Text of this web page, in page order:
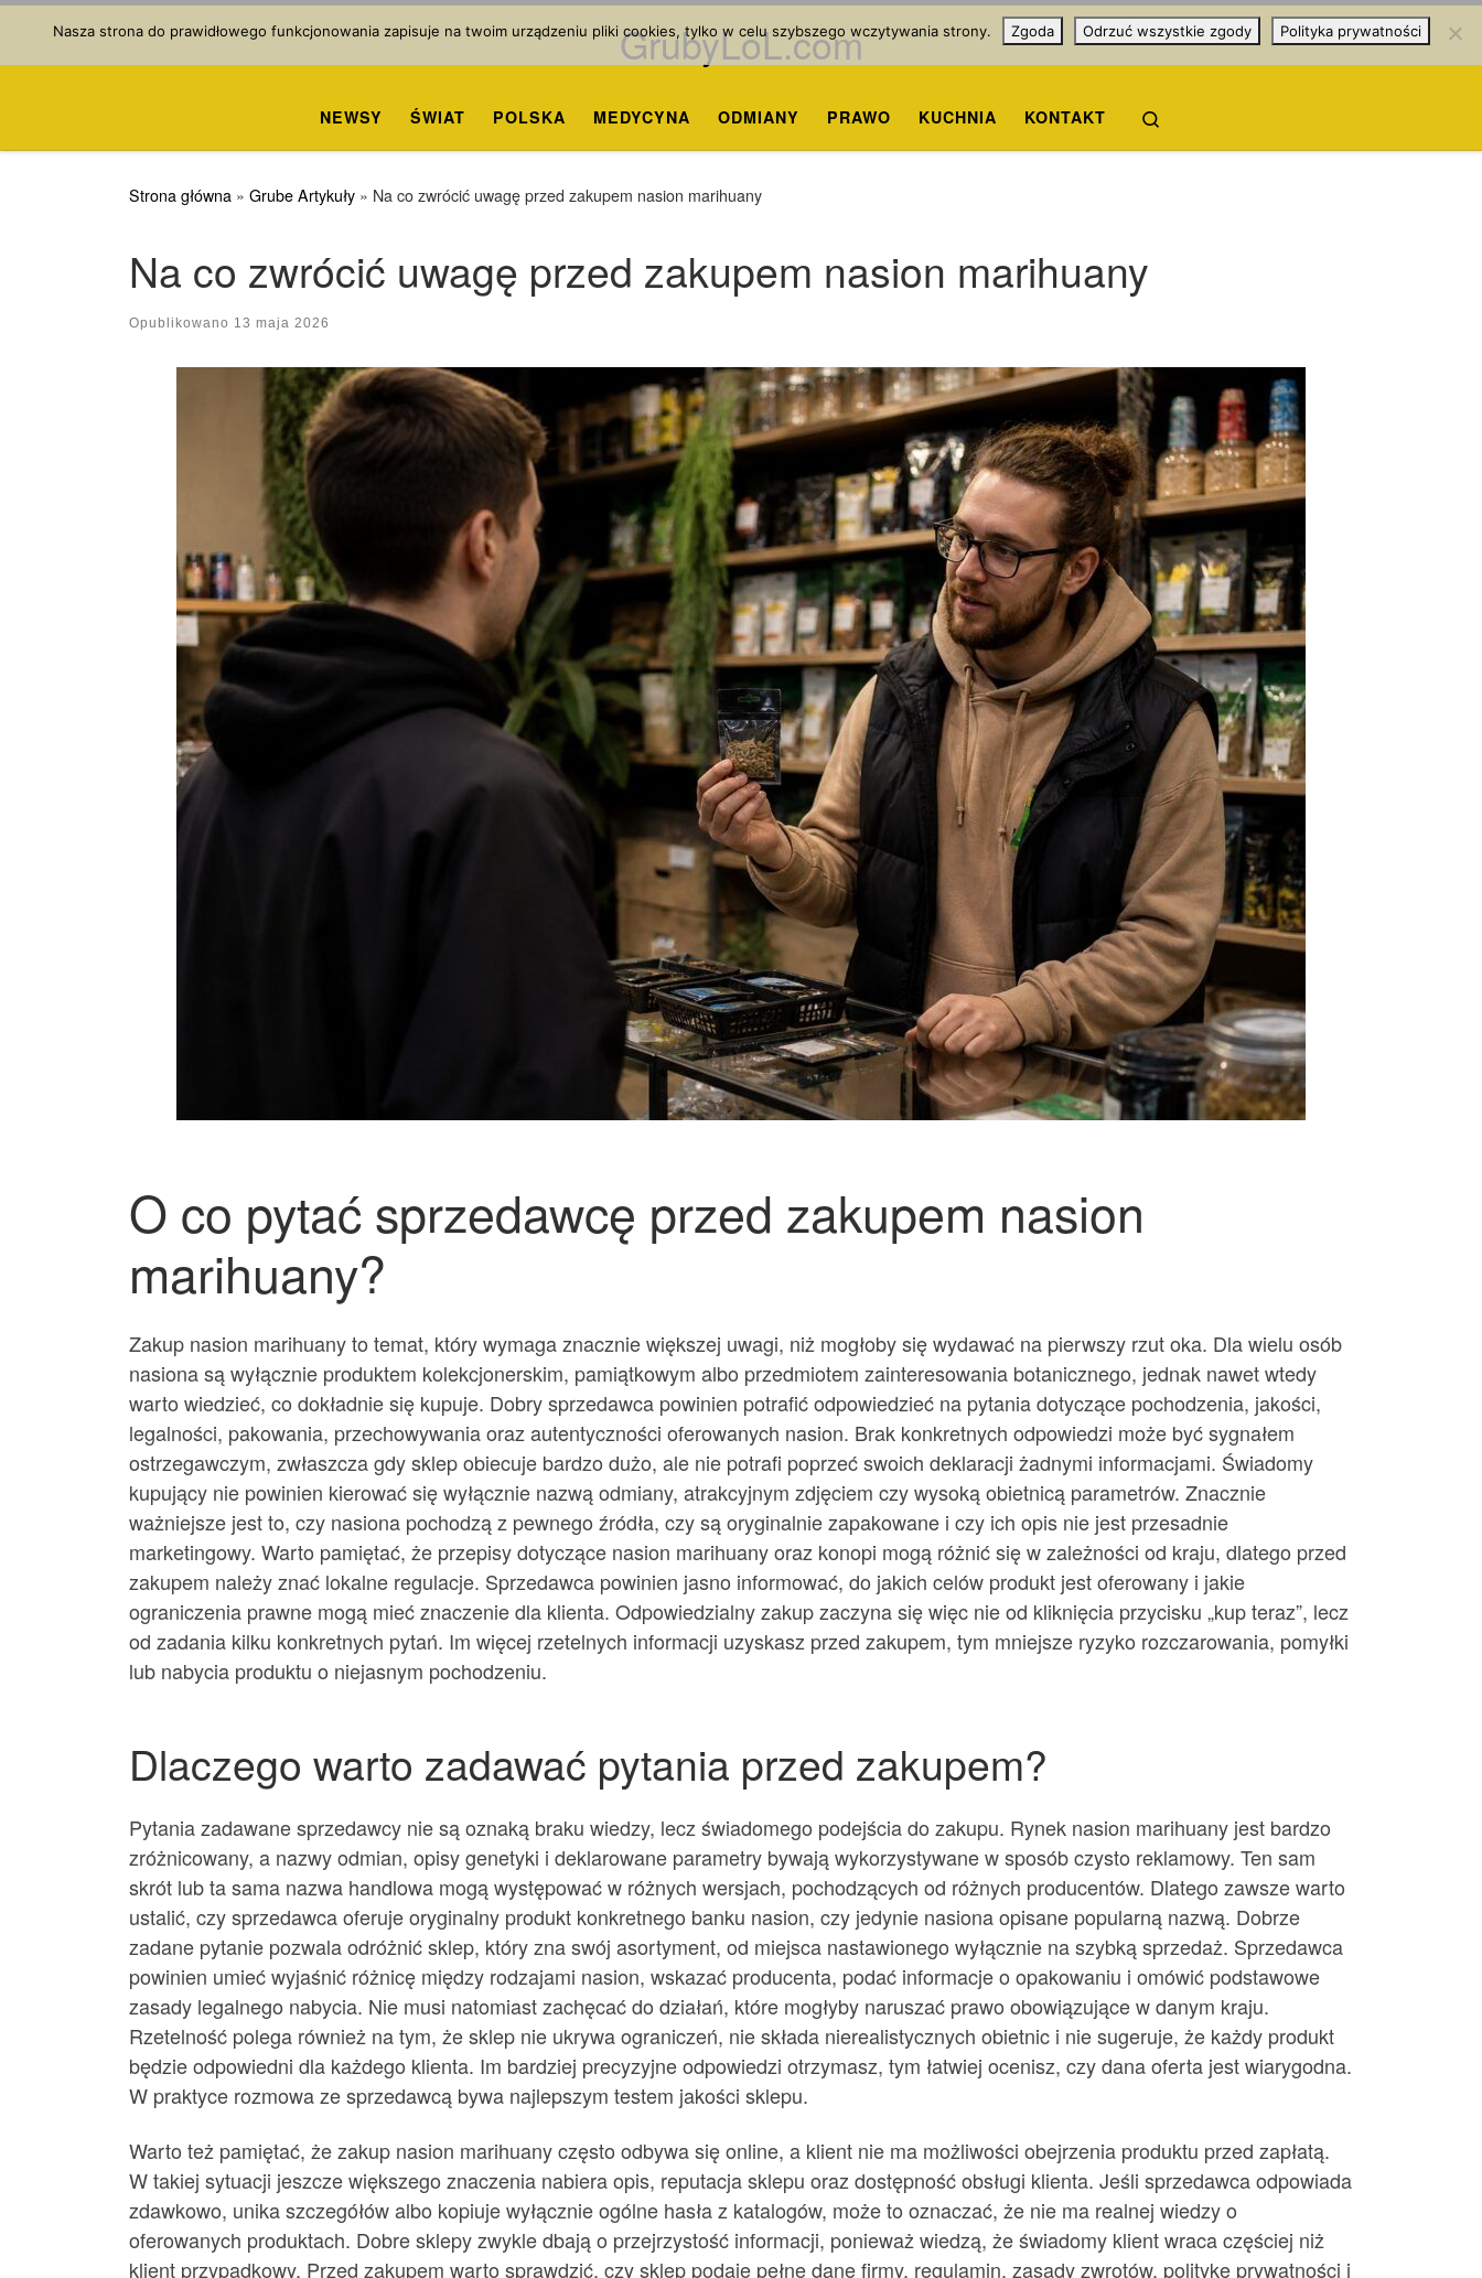
Przejdź do treści GrubyLoL.com
NEWSY ŚWIAT POLSKA MEDYCYNA ODMIANY PRAWO KUCHNIA KONTAKT
Strona główna » Grube Artykuły » Na co zwrócić uwagę przed zakupem nasion marihuany
Na co zwrócić uwagę przed zakupem nasion marihuany
Opublikowano 13 maja 2026
O co pytać sprzedawcę przed zakupem nasion
marihuany?
Zakup nasion marihuany to temat, który wymaga znacznie większej uwagi, niż mogłoby się wydawać na pierwszy rzut oka. Dla wielu osób
nasiona są wyłącznie produktem kolekcjonerskim, pamiątkowym albo przedmiotem zainteresowania botanicznego, jednak nawet wtedy
warto wiedzieć, co dokładnie się kupuje. Dobry sprzedawca powinien potrafić odpowiedzieć na pytania dotyczące pochodzenia, jakości,
legalności, pakowania, przechowywania oraz autentyczności oferowanych nasion. Brak konkretnych odpowiedzi może być sygnałem
ostrzegawczym, zwłaszcza gdy sklep obiecuje bardzo dużo, ale nie potrafi poprzeć swoich deklaracji żadnymi informacjami. Świadomy
kupujący nie powinien kierować się wyłącznie nazwą odmiany, atrakcyjnym zdjęciem czy wysoką obietnicą parametrów. Znacznie
ważniejsze jest to, czy nasiona pochodzą z pewnego źródła, czy są oryginalnie zapakowane i czy ich opis nie jest przesadnie
marketingowy. Warto pamiętać, że przepisy dotyczące nasion marihuany oraz konopi mogą różnić się w zależności od kraju, dlatego przed
zakupem należy znać lokalne regulacje. Sprzedawca powinien jasno informować, do jakich celów produkt jest oferowany i jakie
ograniczenia prawne mogą mieć znaczenie dla klienta. Odpowiedzialny zakup zaczyna się więc nie od kliknięcia przycisku „kup teraz”, lecz
od zadania kilku konkretnych pytań. Im więcej rzetelnych informacji uzyskasz przed zakupem, tym mniejsze ryzyko rozczarowania, pomyłki
lub nabycia produktu o niejasnym pochodzeniu.
Dlaczego warto zadawać pytania przed zakupem?
Pytania zadawane sprzedawcy nie są oznaką braku wiedzy, lecz świadomego podejścia do zakupu. Rynek nasion marihuany jest bardzo
zróżnicowany, a nazwy odmian, opisy genetyki i deklarowane parametry bywają wykorzystywane w sposób czysto reklamowy. Ten sam
skrót lub ta sama nazwa handlowa mogą występować w różnych wersjach, pochodzących od różnych producentów. Dlatego zawsze warto
ustalić, czy sprzedawca oferuje oryginalny produkt konkretnego banku nasion, czy jedynie nasiona opisane popularną nazwą. Dobrze
zadane pytanie pozwala odróżnić sklep, który zna swój asortyment, od miejsca nastawionego wyłącznie na szybką sprzedaż. Sprzedawca
powinien umieć wyjaśnić różnicę między rodzajami nasion, wskazać producenta, podać informacje o opakowaniu i omówić podstawowe
zasady legalnego nabycia. Nie musi natomiast zachęcać do działań, które mogłyby naruszać prawo obowiązujące w danym kraju.
Rzetelność polega również na tym, że sklep nie ukrywa ograniczeń, nie składa nierealistycznych obietnic i nie sugeruje, że każdy produkt
będzie odpowiedni dla każdego klienta. Im bardziej precyzyjne odpowiedzi otrzymasz, tym łatwiej ocenisz, czy dana oferta jest wiarygodna.
W praktyce rozmowa ze sprzedawcą bywa najlepszym testem jakości sklepu.
Warto też pamiętać, że zakup nasion marihuany często odbywa się online, a klient nie ma możliwości obejrzenia produktu przed zapłatą.
W takiej sytuacji jeszcze większego znaczenia nabiera opis, reputacja sklepu oraz dostępność obsługi klienta. Jeśli sprzedawca odpowiada
zdawkowo, unika szczegółów albo kopiuje wyłącznie ogólne hasła z katalogów, może to oznaczać, że nie ma realnej wiedzy o
oferowanych produktach. Dobre sklepy zwykle dbają o przejrzystość informacji, ponieważ wiedzą, że świadomy klient wraca częściej niż
klient przypadkowy. Przed zakupem warto sprawdzić, czy sklep podaje pełne dane firmy, regulamin, zasady zwrotów, politykę prywatności i
Nasza strona do prawidłowego funkcjonowania zapisuje na twoim urządzeniu pliki cookies, tylko w celu szybszego wczytywania strony. Zgoda Odrzuć wszystkie zgody Polityka prywatności